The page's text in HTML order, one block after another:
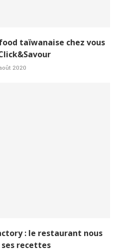
taïwanaise chez vous
2020
: le restaurant nous
recettes